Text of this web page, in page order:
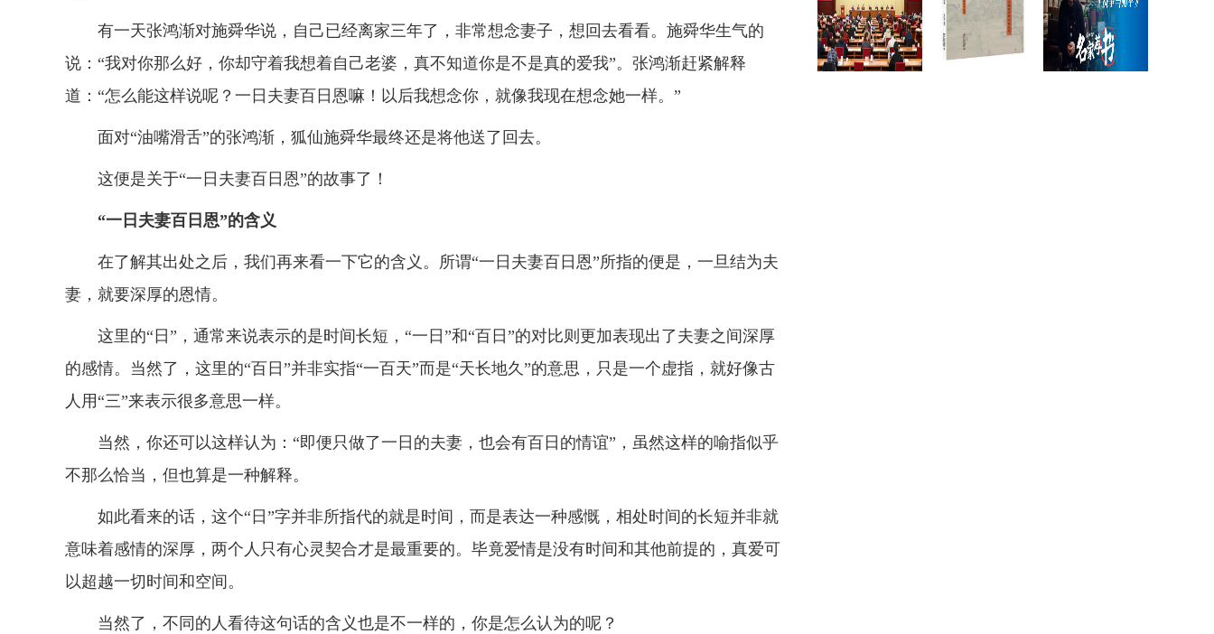
有一天张鸿渐对施舜华说，自己已经离家三年了，非常想念妻子，想回去看看。施舜华生气的
说：“我对你那么好，你却守着我想着自己老婆，真不知道你是不是真的爱我”。张鸿渐赶紧解释
道：“怎么能这样说呢？一日夫妻百日恩嘛！以后我想念你，就像我现在想念她一样。”
面对“油嘴滑舌”的张鸿渐，狐仙施舜华最终还是将他送了回去。
这便是关于“一日夫妻百日恩”的故事了！
“一日夫妻百日恩”的含义
在了解其出处之后，我们再来看一下它的含义。所谓“一日夫妻百日恩”所指的便是，一旦结为夫
妻，就要深厚的恩情。
这里的“日”，通常来说表示的是时间长短，“一日”和“百日”的对比则更加表现出了夫妻之间深厚
的感情。当然了，这里的“百日”并非实指“一百天”而是“天长地久”的意思，只是一个虚指，就好像古
人用“三”来表示很多意思一样。
当然，你还可以这样认为：“即便只做了一日的夫妻，也会有百日的情谊”，虽然这样的喻指似乎
不那么恰当，但也算是一种解释。
如此看来的话，这个“日”字并非所指代的就是时间，而是表达一种感慨，相处时间的长短并非就
意味着感情的深厚，两个人只有心灵契合才是最重要的。毕竟爱情是没有时间和其他前提的，真爱可
以超越一切时间和空间。
当然了，不同的人看待这句话的含义也是不一样的，你是怎么认为的呢？